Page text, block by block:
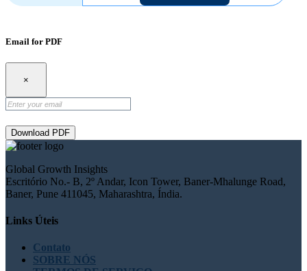
Email for PDF
×
Download PDF
Global Growth Insights
Escritório No.- B, 2º Andar, Icon Tower, Baner-Mhalunge Road,
Baner, Pune 411045, Maharashtra, Índia.
Links Úteis
Contato
SOBRE NÓS